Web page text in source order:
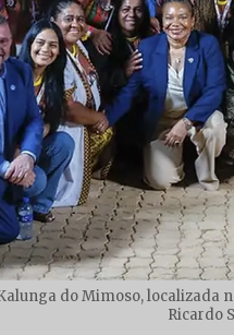
do Mimoso, localizada
Ricardo